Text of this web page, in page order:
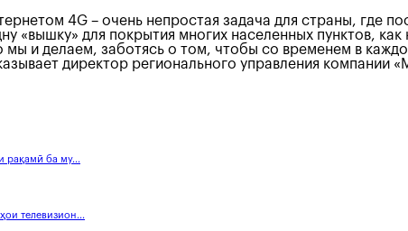
4G – очень непростая задача для страны, где
«вышку» для покрытия многих населенных пунктов,
и делаем, заботясь о том, чтобы со временем в
директор регионального управления
рақамӣ ба му...
телевизион...